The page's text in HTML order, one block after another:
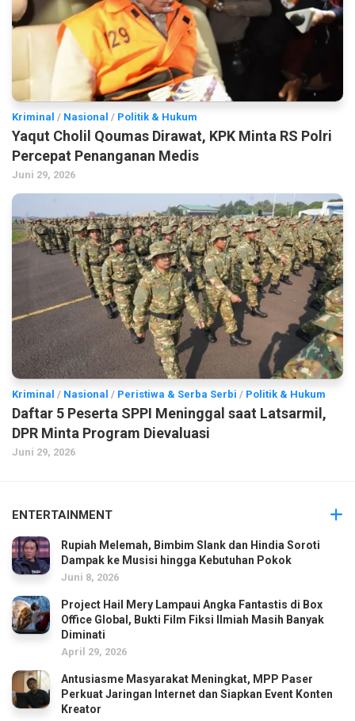
Kriminal / Nasional / Politik & Hukum
Yaqut Cholil Qoumas Dirawat, KPK Minta RS Polri
Percepat Penanganan Medis
Juni 29, 2026
Kriminal / Nasional / Peristiwa & Serba Serbi / Politik & Hukum
Daftar 5 Peserta SPPI Meninggal saat Latsarmil,
DPR Minta Program Dievaluasi
Juni 29, 2026
ENTERTAINMENT
Rupiah Melemah, Bimbim Slank dan Hindia Soroti
Dampak ke Musisi hingga Kebutuhan Pokok
Juni 8, 2026
Project Hail Mery Lampaui Angka Fantastis di Box
Office Global, Bukti Film Fiksi Ilmiah Masih Banyak
Diminati
April 29, 2026
Antusiasme Masyarakat Meningkat, MPP Paser
Perkuat Jaringan Internet dan Siapkan Event Konten
Kreator